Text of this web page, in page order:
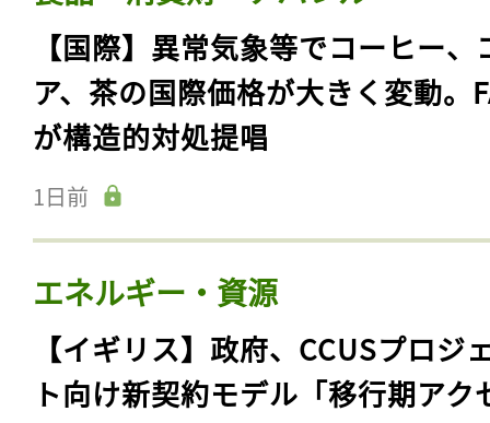
【国際】異常気象等でコーヒー、
ア、茶の国際価格が大きく変動。
が構造的対処提唱
1日前
エネルギー・資源
【イギリス】政府、CCUSプロジ
ト向け新契約モデル「移行期アク